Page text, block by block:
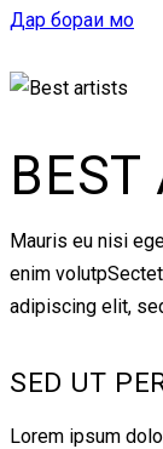
Дар бораи мо
BEST
Mauris eu nisi
enim
adipiscing elit,
SED UT
Lorem ipsum